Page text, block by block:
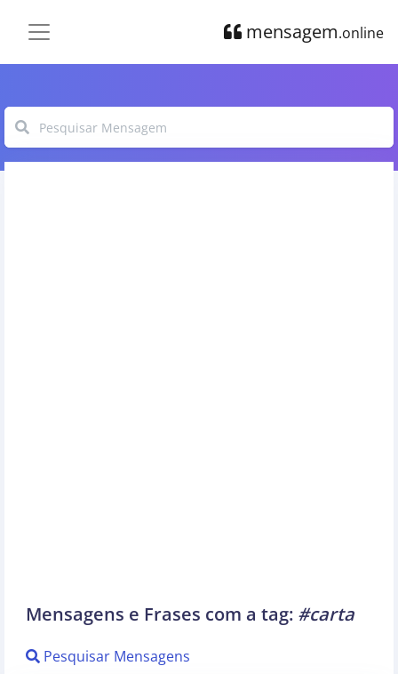
mensagem.online
Mensagens e Frases com a tag: #carta
Pesquisar Mensagens